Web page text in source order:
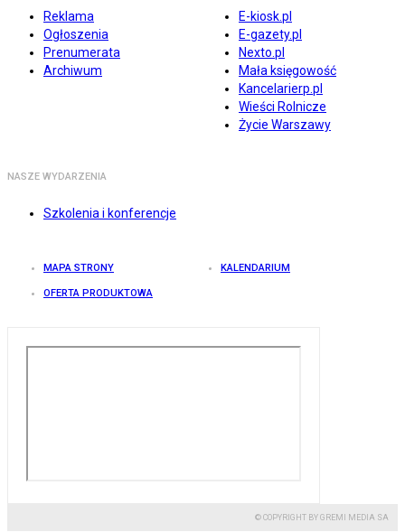
Reklama
Ogłoszenia
Prenumerata
Archiwum
E-kiosk.pl
E-gazety.pl
Nexto.pl
Mała księgowość
Kancelarierp.pl
Wieści Rolnicze
Życie Warszawy
NASZE WYDARZENIA
Szkolenia i konferencje
MAPA STRONY KALENDARIUM
OFERTA PRODUKTOWA
© COPYRIGHT BY GREMI MEDIA SA